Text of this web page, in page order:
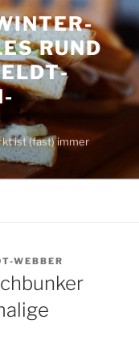
RUND
ist (fast) immer
WEBBER